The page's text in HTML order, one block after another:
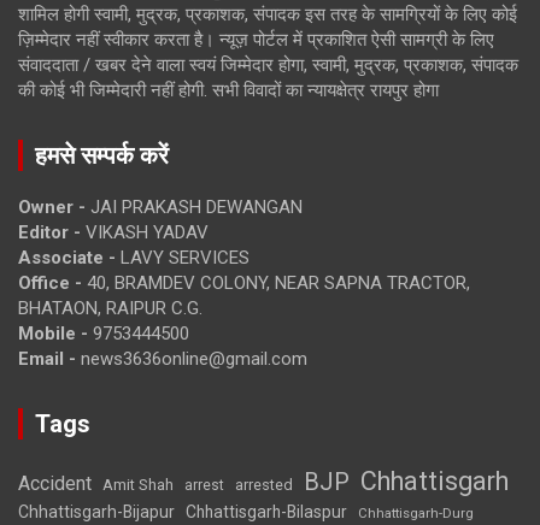
शामिल होगी स्वामी, मुद्रक, प्रकाशक, संपादक इस तरह के सामग्रियों के लिए कोई
ज़िम्मेदार नहीं स्वीकार करता है। न्यूज़ पोर्टल में प्रकाशित ऐसी सामग्री के लिए
संवाददाता / खबर देने वाला स्वयं जिम्मेदार होगा, स्वामी, मुद्रक, प्रकाशक, संपादक
की कोई भी जिम्मेदारी नहीं होगी. सभी विवादों का न्यायक्षेत्र रायपुर होगा
हमसे सम्पर्क करें
Owner - JAI PRAKASH DEWANGAN
Editor - VIKASH YADAV
Associate - LAVY SERVICES
Office - 40, BRAMDEV COLONY, NEAR SAPNA TRACTOR,
BHATAON, RAIPUR C.G.
Mobile - 9753444500
Email - news3636online@gmail.com
Tags
Accident Amit Shah arrest arrested BJP Chhattisgarh
Chhattisgarh-Bijapur Chhattisgarh-Bilaspur Chhattisgarh-Durg